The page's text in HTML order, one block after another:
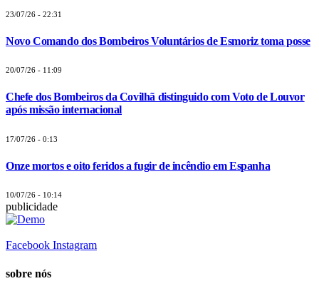
23/07/26 - 22:31
Novo Comando dos Bombeiros Voluntários de Esmoriz toma posse
20/07/26 - 11:09
Chefe dos Bombeiros da Covilhã distinguido com Voto de Louvor
após missão internacional
17/07/26 - 0:13
Onze mortos e oito feridos a fugir de incêndio em Espanha
10/07/26 - 10:14
publicidade
Facebook Instagram
sobre nós